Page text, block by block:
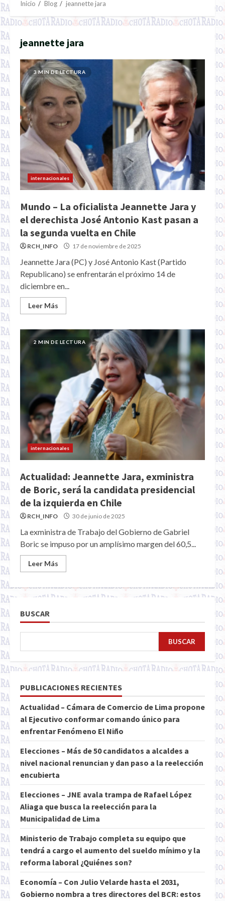
Inicio Blog jeannette jara
jeannette jara
3 MIN DE LECTURA
internacionales
Mundo – La oficialista Jeannette Jara y
el derechista José Antonio Kast pasan a
la segunda vuelta en Chile
RCH_INFO 17 de noviembre de 2025
Jeannette Jara (PC) y José Antonio Kast (Partido
Republicano) se enfrentarán el próximo 14 de
diciembre en...
Leer Más
2 MIN DE LECTURA
internacionales
Actualidad: Jeannette Jara, exministra
de Boric, será la candidata presidencial
de la izquierda en Chile
RCH_INFO 30 de junio de 2025
La exministra de Trabajo del Gobierno de Gabriel
Boric se impuso por un amplísimo margen del 60,5...
Leer Más
BUSCAR
BUSCAR
PUBLICACIONES RECIENTES
Actualidad – Cámara de Comercio de Lima propone
al Ejecutivo conformar comando único para
enfrentar Fenómeno El Niño
Elecciones – Más de 50 candidatos a alcaldes a
nivel nacional renuncian y dan paso a la reelección
encubierta
Elecciones – JNE avala trampa de Rafael López
Aliaga que busca la reelección para la
Municipalidad de Lima
Ministerio de Trabajo completa su equipo que
tendrá a cargo el aumento del sueldo mínimo y la
reforma laboral ¿Quiénes son?
Economía – Con Julio Velarde hasta el 2031,
Gobierno nombra a tres directores del BCR: estos